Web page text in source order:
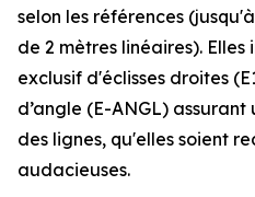
selon les références
de 2 mètres linéaires).
exclusif d'éclisses droites
d’angle (E-ANGL)
des lignes, qu'elles soient
audacieuses.